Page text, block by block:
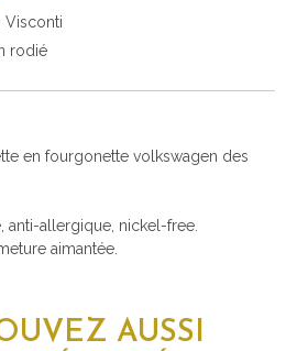
Visconti
rodié
en fourgonette volkswagen des
anti-allergique, nickel-free.
aimantée.
AUSSI